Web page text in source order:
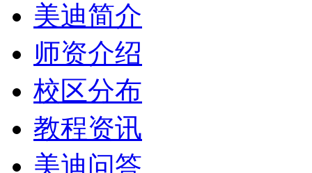
美迪简介
师资介绍
校区分布
教程资讯
美迪问答